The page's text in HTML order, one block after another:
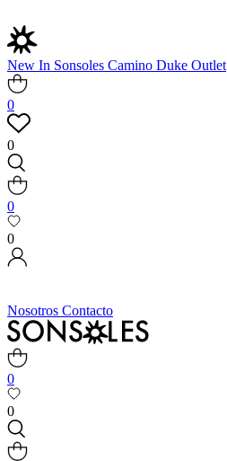
New In Sonsoles Camino Duke Outlet
0
0
0
0
Nosotros Contacto
0
0